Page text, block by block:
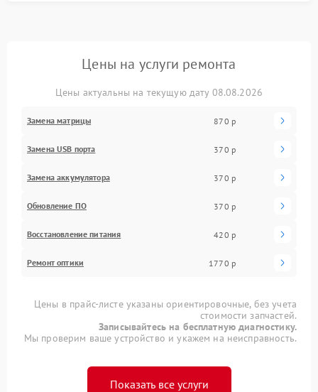
Цены на услуги ремонта
Цены актуальны на текущую дату 08.08.2026
Замена матрицы 870 р
Замена USB порта 370 р
Замена аккумулятора 370 р
Обновление ПО 370 р
Восстановление питания 420 р
Ремонт оптики 1770 р
Цены в прайс-листе указаны ориентировочные, без учета
стоимости запчастей.
Записывайтесь на бесплатную диагностику.
Мы проверим ваше устройство и укажем на неисправность.
Показать все услуги